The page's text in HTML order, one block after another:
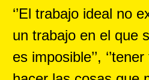
‘’El trabajo ideal no
un trabajo en el que
es imposible’’,